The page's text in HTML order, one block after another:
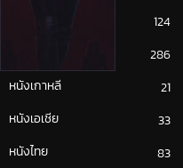
124
286
หนังเกาหลี
21
หนังเอเชีย
33
หนังไทย
83